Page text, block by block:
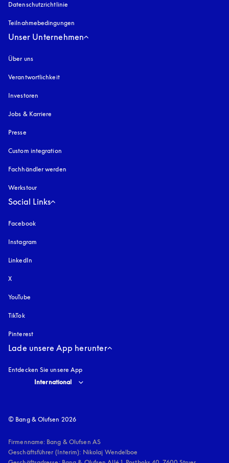
Datenschutzrichtlinie
Teilnahmebedingungen
Unser Unternehmen
Über uns
Verantwortlichkeit
Investoren
Jobs & Karriere
Presse
Custom integration
Fachhändler werden
Werkstour
Social Links
Facebook
Instagram
LinkedIn
X
YouTube
TikTok
Pinterest
Lade unsere App herunter
Entdecken Sie unsere App
Select country and language
International
© Bang & Olufsen 2026
Firmenname: Bang & Olufsen AS
Geschäftsführer (Interim): Nikolaj Wendelboe